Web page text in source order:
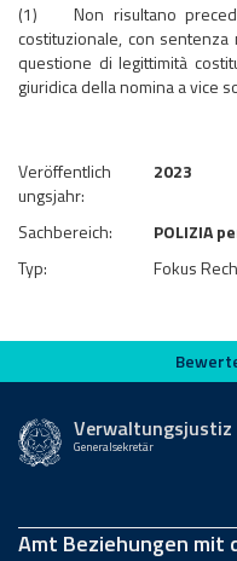
(1) Non risultano
costituzionale, con sentenza
questione di legittimità
giuridica della nomina a vice
Veröffentlich
ungsjahr:
2023
Sachbereich:
POLIZIA
Typ:
Fokus
Bewerten Sie
Verwaltungsjustiz
Generalsekretär
Amt Beziehungen